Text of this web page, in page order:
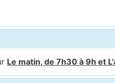
Le matin, de 7h30 à 9h et